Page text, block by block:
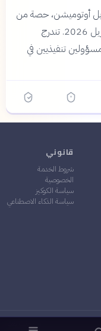
أوتوميشن، حصة من
أسهم الشركة بقيمة 107 آلاف دولار في 3 أبريل 2026. تندرج
تنفيذيين في
قانوني
شروط الخدمة
الخصوصية
سياسة الكوكيز
سياسة الذكاء الاصطناعي